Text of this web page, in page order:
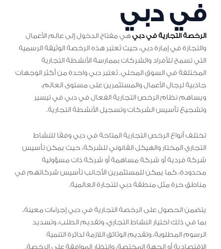
في دبي
الرخصة التجارية في دبيهي مفتاح الدخول إلى عالم الأعمال
والتجارة في إمارة دبي، حيث تُعتبر هذه الرخصة الوثيقة الرسمية
التي تسمح للأفراد والشركات بممارسة الأنشطة التجارية
المختلفة في السوق المحلي. تُعتبر دبي واحدة من أكثر الوجهات
جاذبية لرجال الأعمال والمستثمرين على مستوى العالم،
ويساهم نظام الرخص التجارية الفعال في دبي في تيسير
وتشجيع تأسيس الشركات وتسجيل الأنشطة التجارية.
تختلف أنواع الرخص التجارية المتاحة في دبي وفقًا للنشاط
التجاري المختار والهيكل القانوني للشركة، حيث يمكن تأسيس
شركة فردية أو شركة مساهمة أو شركة ذات مسؤولية
محدودة، كما يمكن للمستثمرين الأجانب تأسيس شركاتهم في
مناطق حرة مثل منطقة دبي للتجارة العالمية.
يتضمن الحصول على الرخصة التجارية في دبي إجراءات معينة،
بما في ذلك اختيار النشاط التجاري، وتقديم الطلب، وتسديد
الرسوم المطلوبة، وتقديم الوثائق اللازمة لدائرة التنمية
الاقتصادية أو الجهة المختصة، وانتظار الموافقة على الرخصة.